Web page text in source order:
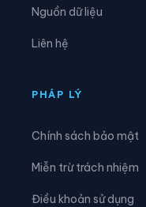
Xã Kỳ Xuân
Nguồn dữ liệu
Liên hệ
PHÁP LÝ
Chính sách bảo mật
Miễn trừ trách nhiệm
Điều khoản sử dụng